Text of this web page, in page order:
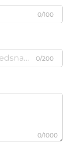
0/100
0/200
0/1000